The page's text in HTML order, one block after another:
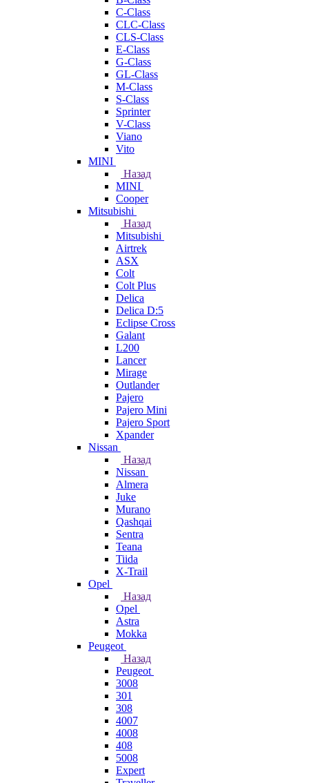
C-Class
CLC-Class
CLS-Class
E-Class
G-Class
GL-Class
M-Class
S-Class
Sprinter
V-Class
Viano
Vito
MINI
Назад
MINI
Cooper
Mitsubishi
Назад
Mitsubishi
Airtrek
ASX
Colt
Colt Plus
Delica
Delica D:5
Eclipse Cross
Galant
L200
Lancer
Mirage
Outlander
Pajero
Pajero Mini
Pajero Sport
Xpander
Nissan
Назад
Nissan
Almera
Juke
Murano
Qashqai
Sentra
Teana
Tiida
X-Trail
Opel
Назад
Opel
Astra
Mokka
Peugeot
Назад
Peugeot
3008
301
308
4007
4008
408
5008
Expert